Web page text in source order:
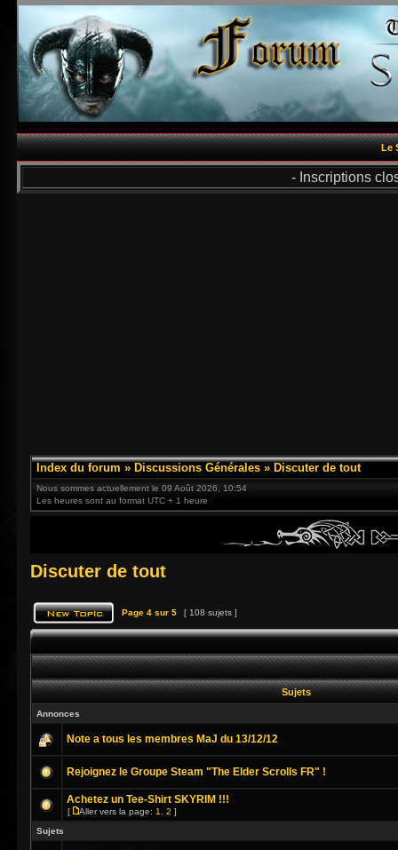
Le
- Inscriptions
Index du forum » Discussions Générales » Discuter de tout
Nous sommes actuellement le 09 Août 2026, 10:54
Les heures sont au format UTC + 1 heure
Discuter de tout
Page 4 sur 5 [ 108 sujets ]
Sujets
Annonces
Note a tous les membres MaJ du 13/12/12
Rejoignez le Groupe Steam "The Elder Scrolls FR" !
Achetez un Tee-Shirt SKYRIM !!!
[ Aller vers la page: 1 2 ]
Sujets